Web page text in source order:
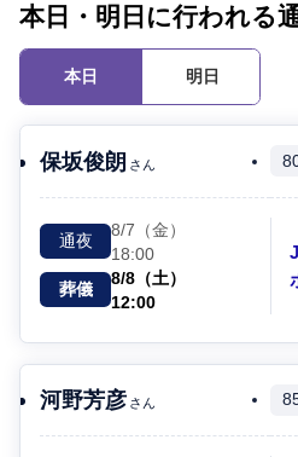
本日・明日に行われる
本日 明日
保坂俊朗 さん
通夜
8/7（金）
18:00
葬儀
8/8（土）
12:00
河野芳彦 さん